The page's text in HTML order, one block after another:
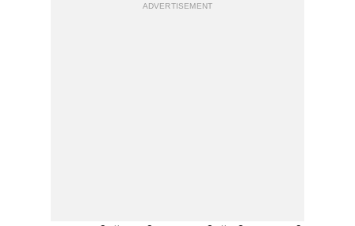
ADVERTISEMENT